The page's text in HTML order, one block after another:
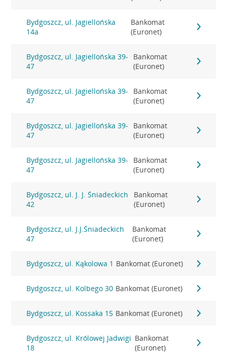
Bydgoszcz, ul. Jagiellońska
14a
Bankomat
(Euronet)
Bydgoszcz, ul. Jagiellońska 39-
47
Bankomat
(Euronet)
Bydgoszcz, ul. Jagiellońska 39-
47
Bankomat
(Euronet)
Bydgoszcz, ul. Jagiellońska 39-
47
Bankomat
(Euronet)
Bydgoszcz, ul. Jagiellońska 39-
47
Bankomat
(Euronet)
Bydgoszcz, ul. J. J. Śniadeckich
42
Bankomat
(Euronet)
Bydgoszcz, ul. J.J.Śniadeckich
47
Bankomat
(Euronet)
Bydgoszcz, ul. Kąkolowa 1 Bankomat (Euronet)
Bydgoszcz, ul. Kolbego 30 Bankomat (Euronet)
Bydgoszcz, ul. Kossaka 15 Bankomat (Euronet)
Bydgoszcz, ul. Królowej Jadwigi
18
Bankomat
(Euronet)